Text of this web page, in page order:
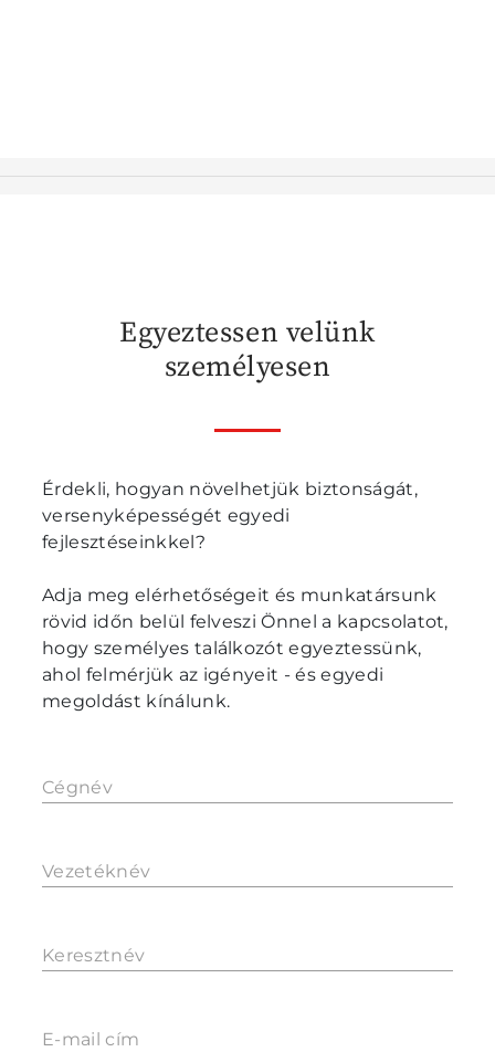
Egyeztessen velünk
személyesen
Érdekli, hogyan növelhetjük biztonságát,
versenyképességét egyedi
fejlesztéseinkkel?
Adja meg elérhetőségeit és munkatársunk
rövid időn belül felveszi Önnel a kapcsolatot,
hogy személyes találkozót egyeztessünk,
ahol felmérjük az igényeit - és egyedi
megoldást kínálunk.
Cégnév
Vezetéknév
Keresztnév
E-mail cím